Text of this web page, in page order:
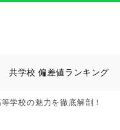
共学校 偏差値ランキング
学校の魅力を徹底解剖！